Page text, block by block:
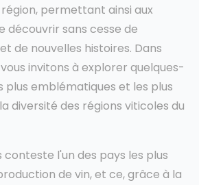
permettant ainsi aux
découvrir sans cesse de
de nouvelles histoires. Dans
invitons à explorer quelques-
plus emblématiques et les plus
diversité des régions viticoles du
conteste l'un des pays les plus
de vin, et ce, grâce à la